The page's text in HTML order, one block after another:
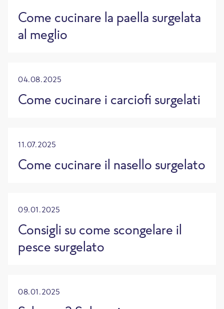
Come cucinare la paella surgelata
al meglio
04.08.2025
Come cucinare i carciofi surgelati
11.07.2025
Come cucinare il nasello surgelato
09.01.2025
Consigli su come scongelare il
pesce surgelato
08.01.2025